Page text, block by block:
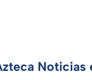
Noticias